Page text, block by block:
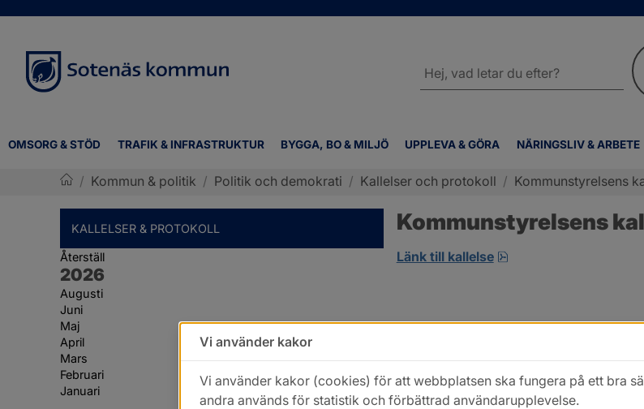
OMSORG & STÖD TRAFIK & INFRASTRUKTUR BYGGA, BO & MILJÖ UPPLEVA & GÖRA NÄRINGSLIV & ARBETE
webbplatsen
/ Kommun & politik / Politik och demokrati / Kallelser och protokoll / Kommunstyrelsens
KALLELSER & PROTOKOLL
Återställ
År:
2026
Augusti
Juni
Maj
April
Mars
Februari
Januari
Kommunstyrelsens
Länk till kallelse pdf, 9 MB, öppnas i
Vi använder kakor
Vi använder kakor (cookies) för att webbplatsen ska fungera på ett bra
andra används för statistik och förbättrad användarupplevelse.